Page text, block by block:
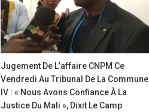
Jugement De L’affaire CNPM Ce
Vendredi Au Tribunal De La Commune
IV : « Nous Avons Confiance À La
Justice Du Mali », Dixit Le Camp